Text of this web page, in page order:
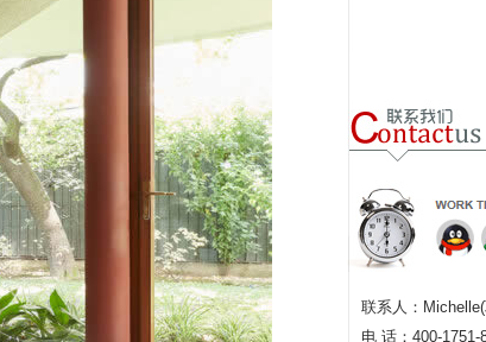
联系人：
电 话：400-1751-